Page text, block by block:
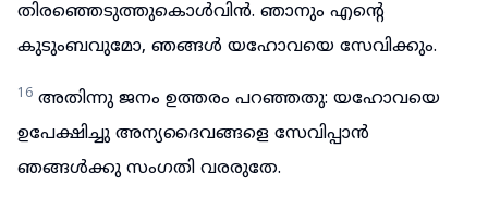
തിരഞ്ഞെടുത്തുകൊൾവിൻ. ഞാനും എന്റെ
കുടുംബവുമോ, ഞങ്ങൾ യഹോവയെ സേവിക്കും.
16 അതിന്നു ജനം ഉത്തരം പറഞ്ഞതു: യഹോവയെ
ഉപേക്ഷിച്ചു അന്യദൈവങ്ങളെ സേവിപ്പാൻ
ഞങ്ങൾക്കു സംഗതി വരരുതേ.